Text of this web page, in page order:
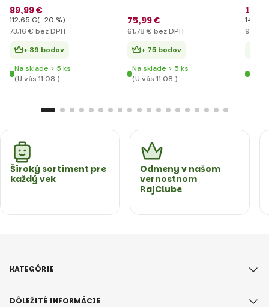
89,99 €
112,65 €(-20 %)
73,16 € bez DPH
+ 89 bodov
Na sklade > 5 ks
(U vás 11.08.)
75,99 €
61,78 € bez DPH
+ 75 bodov
Na sklade > 5 ks
(U vás 11.08.)
115
142
94
Široký sortiment pre
každý vek
Odmeny v našom
vernostnom
RajClube
KATEGÓRIE
DÔLEŽITÉ INFORMÁCIE